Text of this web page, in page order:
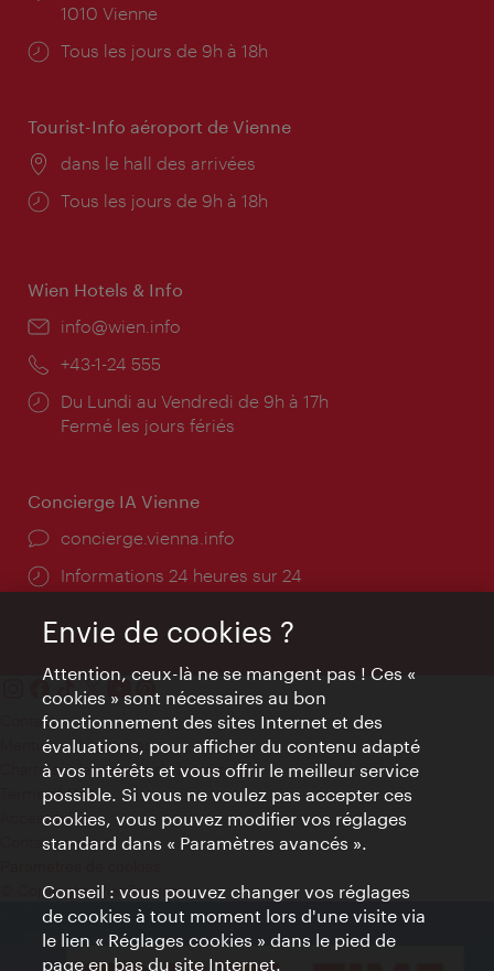
1010 Vienne
Horaires
Tous les jours de 9h à 18h
Tourist-Info aéroport de Vienne
Lieu:
dans le hall des arrivées
Horaires
Tous les jours de 9h à 18h
Wien Hotels & Info
E-
info@wien.info
Téléphone:
+43-1-24 555
Horaires
d'ouverture:
Du Lundi au Vendredi de 9h à 17h
Fermé les jours fériés
Concierge IA Vienne
Ort:
concierge.vienna.info
Öffnungszeiten:
Informations 24 heures sur 24
Contact
Mentions obligatoires
Charte sur le respect de la vie privée
Terms of Use
Accessibilité
Contact presse
© Copyright WienTourismus
Envie de cookies ?
Attention, ceux-là ne se mangent pas ! Ces «
cookies » sont nécessaires au bon
fonctionnement des sites Internet et des
évaluations, pour afficher du contenu adapté
à vos intérêts et vous offrir le meilleur service
possible. Si vous ne voulez pas accepter ces
cookies, vous pouvez modifier vos réglages
standard dans « Paramètres avancés ».
Conseil : vous pouvez changer vos réglages
de cookies à tout moment lors d'une visite via
le lien « Réglages cookies » dans le pied de
page en bas du site Internet.